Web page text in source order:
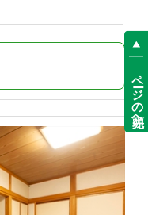
ページの先頭へ